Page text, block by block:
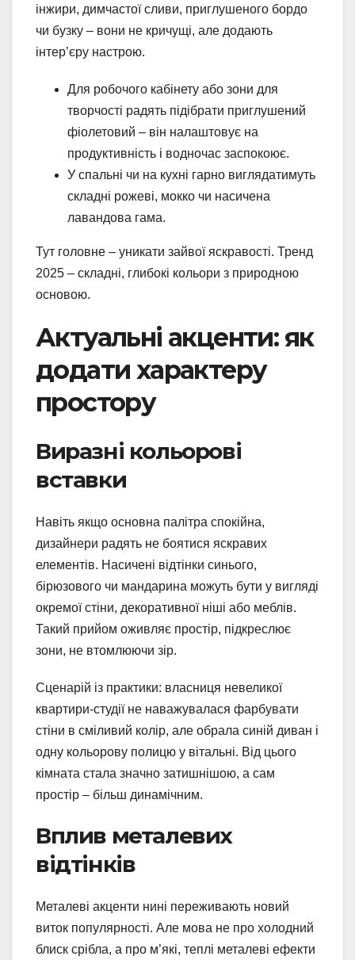
інжири, димчастої сливи, приглушеного бордо
чи бузку – вони не кричущі, але додають
інтер’єру настрою.
Для робочого кабінету або зони для
творчості радять підібрати приглушений
фіолетовий – він налаштовує на
продуктивність і водночас заспокоює.
У спальні чи на кухні гарно виглядатимуть
складні рожеві, мокко чи насичена
лавандова гама.
Тут головне – уникати зайвої яскравості. Тренд
2025 – складні, глибокі кольори з природною
основою.
Актуальні акценти: як
додати характеру
простору
Виразні кольорові
вставки
Навіть якщо основна палітра спокійна,
дизайнери радять не боятися яскравих
елементів. Насичені відтінки синього,
бірюзового чи мандарина можуть бути у вигляді
окремої стіни, декоративної ніші або меблів.
Такий прийом оживляє простір, підкреслює
зони, не втомлюючи зір.
Сценарій із практики: власниця невеликої
квартири-студії не наважувалася фарбувати
стіни в сміливий колір, але обрала синій диван і
одну кольорову полицю у вітальні. Від цього
кімната стала значно затишнішою, а сам
простір – більш динамічним.
Вплив металевих
відтінків
Металеві акценти нині переживають новий
виток популярності. Але мова не про холодний
блиск срібла, а про м’які, теплі металеві ефекти